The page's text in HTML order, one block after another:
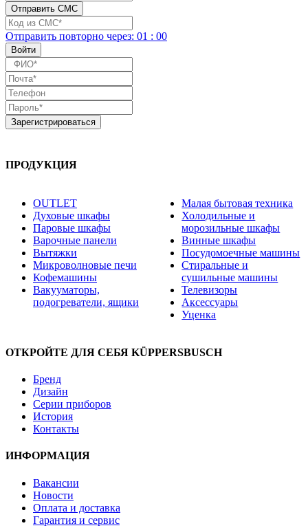
Отправить повторно через: 01 : 00
ПРОДУКЦИЯ
OUTLET
Духовые шкафы
Паровые шкафы
Варочные панели
Вытяжки
Микроволновые печи
Кофемашины
Вакууматоры,
подогреватели, ящики
Малая бытовая техника
Холодильные и
морозильные шкафы
Винные шкафы
Посудомоечные машины
Стиральные и
сушильные машины
Телевизоры
Аксессуары
Уценка
ОТКРОЙТЕ ДЛЯ СЕБЯ KÜPPERSBUSCH
Бренд
Дизайн
Серии приборов
История
Контакты
ИНФОРМАЦИЯ
Вакансии
Новости
Оплата и доставка
Гарантия и сервис